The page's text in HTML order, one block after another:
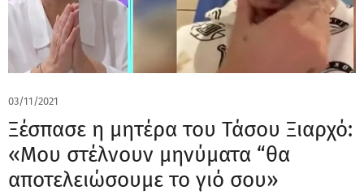
03/11/2021
Ξέσπασε η μητέρα του Τάσου Ξιαρχό:
«Μου στέλνουν μηνύματα “θα
αποτελειώσουμε το γιό σου»